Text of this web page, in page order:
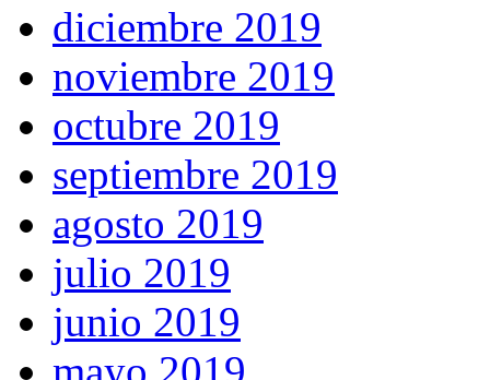
diciembre 2019
noviembre 2019
octubre 2019
septiembre 2019
agosto 2019
julio 2019
junio 2019
mayo 2019